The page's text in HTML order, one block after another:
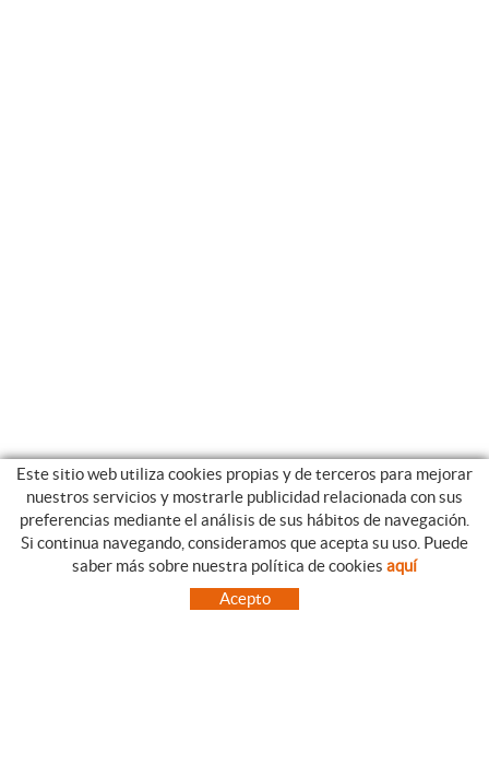
CATEGORIAS GUIA DE COMPRA
CONDICIONES DE COMPRA
PAGO
Este sitio web utiliza cookies propias y de terceros para mejorar
nuestros servicios y mostrarle publicidad relacionada con sus
preferencias mediante el análisis de sus hábitos de navegación.
Si continua navegando, consideramos que acepta su uso. Puede
saber más sobre nuestra política de cookies aquí
Acepto